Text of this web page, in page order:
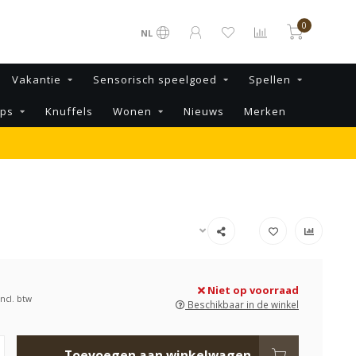
NL
0
Vakantie Sensorisch speelgoed Spellen
Knuffels Wonen Nieuws Merken
btw
Niet op voorraad
Beschikbaar in de winkel